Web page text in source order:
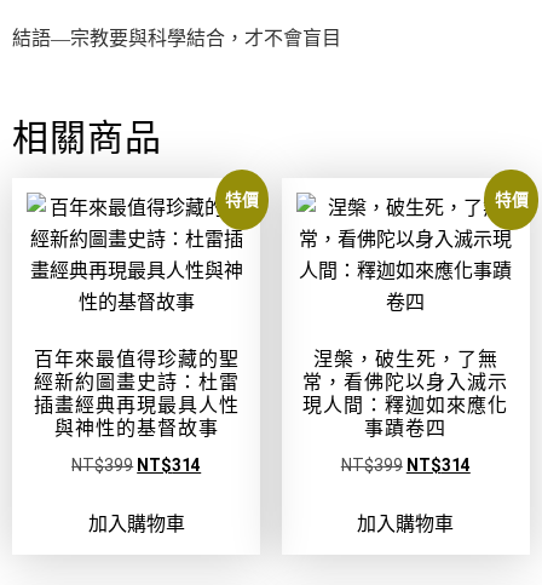
結語―宗教要與科學結合，才不會盲目
相關商品
特價
百年來最值得珍藏的聖
經新約圖畫史詩：杜雷
插畫經典再現最具人性
與神性的基督故事
NT$399 NT$314
加入購物車
特價
涅槃，破生死，了無
常，看佛陀以身入滅示
現人間：釋迦如來應化
事蹟卷四
NT$399 NT$314
加入購物車